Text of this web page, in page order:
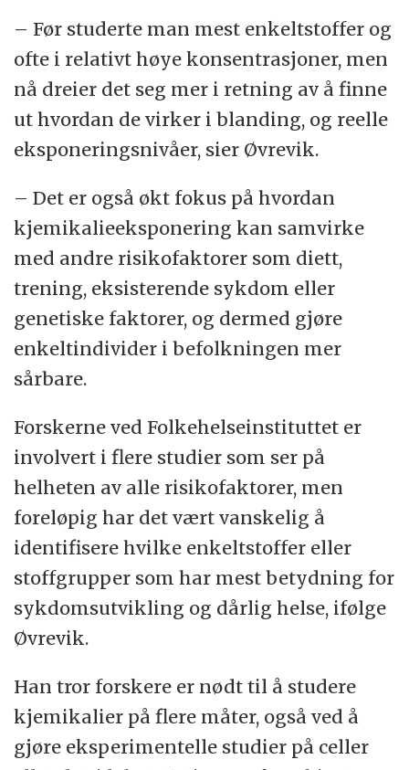
– Før studerte man mest enkeltstoffer og
ofte i relativt høye konsentrasjoner, men
nå dreier det seg mer i retning av å finne
ut hvordan de virker i blanding, og reelle
eksponeringsnivåer, sier Øvrevik.
– Det er også økt fokus på hvordan
kjemikalieeksponering kan samvirke
med andre risikofaktorer som diett,
trening, eksisterende sykdom eller
genetiske faktorer, og dermed gjøre
enkeltindivider i befolkningen mer
sårbare.
Forskerne ved Folkehelseinstituttet er
involvert i flere studier som ser på
helheten av alle risikofaktorer, men
foreløpig har det vært vanskelig å
identifisere hvilke enkeltstoffer eller
stoffgrupper som har mest betydning for
sykdomsutvikling og dårlig helse, ifølge
Øvrevik.
Han tror forskere er nødt til å studere
kjemikalier på flere måter, også ved å
gjøre eksperimentelle studier på celler